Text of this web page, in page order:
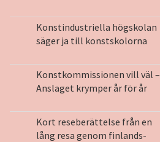
Konstindustriella högskolan
säger ja till konstskolorna
Konstkommissionen vill väl –
Anslaget krymper år för år
Kort reseberättelse från en
lång resa genom finlands-